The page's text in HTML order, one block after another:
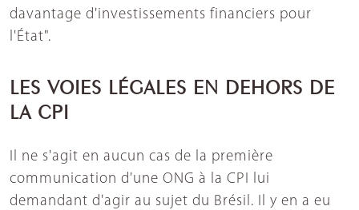
davantage d'investissements financiers pour
l'État".
LES VOIES LÉGALES EN DEHORS DE
LA CPI
Il ne s'agit en aucun cas de la première
communication d'une ONG à la CPI lui
demandant d'agir au sujet du Brésil. Il y en a eu